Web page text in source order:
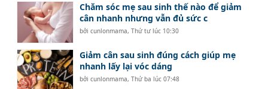
Chăm sóc mẹ sau sinh thế nào để giảm
cân nhanh nhưng vẫn đủ sức c
bởicunlonmama,Thứ tư lúc 10:30
Giảm cân sau sinh đúng cách giúp mẹ
nhanh lấy lại vóc dáng
bởicunlonmama,Thứ ba lúc 07:48